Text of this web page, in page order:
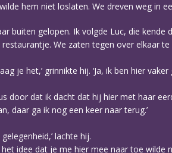
hem niet loslaten. We dreven weg in
buiten gelopen. Ik volgde Luc, die
We zaten tegen over elkaar te
je het,’ grinnikte hij. ‘Ja, ik ben hier
door dat ik dacht dat hij hier met haar
daar ga ik nog een keer naar terug.’
lachte hij.
idee dat je me hier mee naar toe wilde